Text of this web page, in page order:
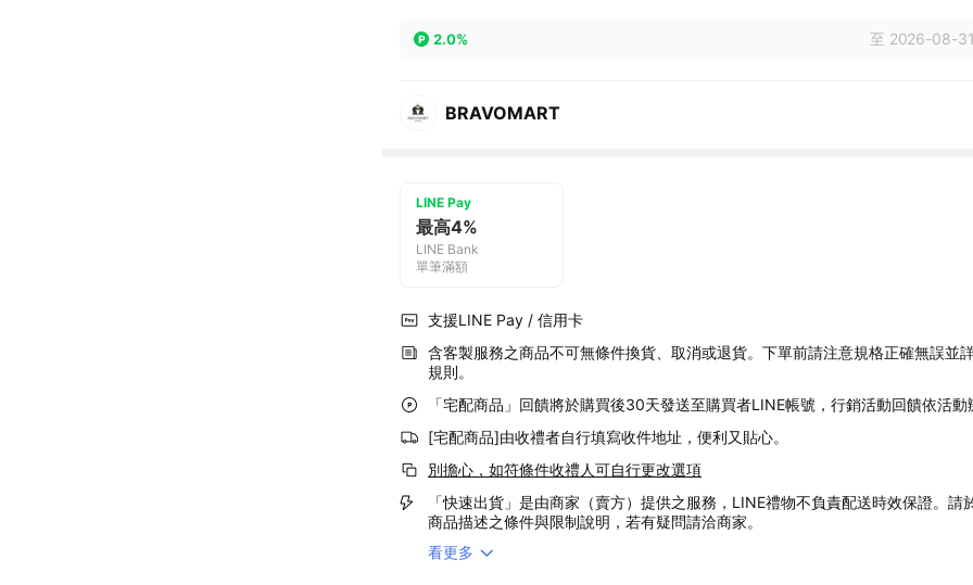
2.0% 至 2026-08-
BRAVOMART
LINE Pay
最高4%
LINE Bank
單筆滿額
支援LINE Pay / 信用卡
含客製服務之商品不可無條件換貨、取消或退貨。下單前請注意規格正確無誤並
規則。
「宅配商品」回饋將於購買後30天發送至購買者LINE帳號，行銷活動回饋依活動
[宅配商品]由收禮者自行填寫收件地址，便利又貼心。
別擔心，如符條件收禮人可自行更改選項
「快速出貨」是由商家（賣方）提供之服務，LINE禮物不負責配送時效保證。請
商品描述之條件與限制說明，若有疑問請洽商家。
看更多